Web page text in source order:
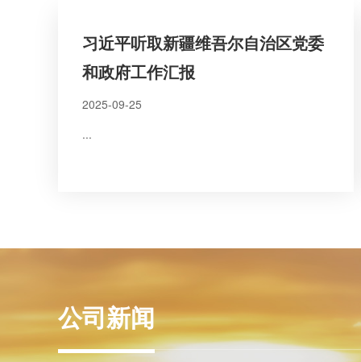
习近平听取新疆维吾尔自治区党委
和政府工作汇报
2025-09-25
...
公司新闻